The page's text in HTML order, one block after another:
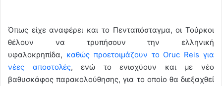
Όπως είχε αναφέρει και το Πενταπόσταγμα, οι Τούρκοι
θέλουν να τρυπήσουν την ελληνική
υφαλοκρηπίδα, καθώς προετοιμάζουν το Oruc Reis για
νέες αποστολές, ενώ το ενισχύουν και με νέο
βαθυσκάφος παρακολούθησης, για το οποίο θα διεξαχθεί